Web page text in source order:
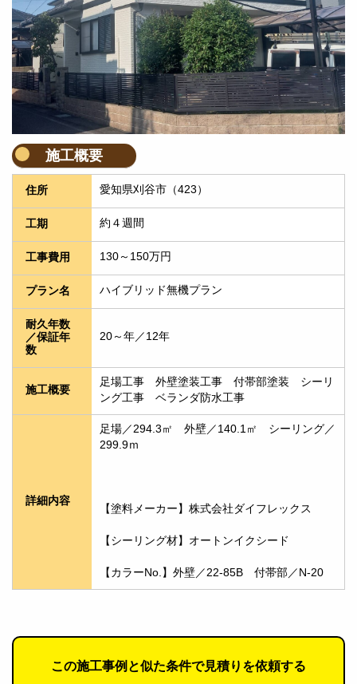
施工概要
住所 愛知県刈谷市（423）
工期 約４週間
工事費用 130～150万円
プラン名 ハイブリッド無機プラン
耐久年数
／保証年
数
20～年／12年
施工概要
足場工事　外壁塗装工事　付帯部塗装　シーリ
ング工事　ベランダ防水工事
詳細内容
足場／294.3㎡　外壁／140.1㎡　シーリング／
299.9ｍ
【塗料メーカー】株式会社ダイフレックス
【シーリング材】オートンイクシード
【カラーNo.】外壁／22-85B　付帯部／N-20
この施工事例と似た条件で見積りを依頼する